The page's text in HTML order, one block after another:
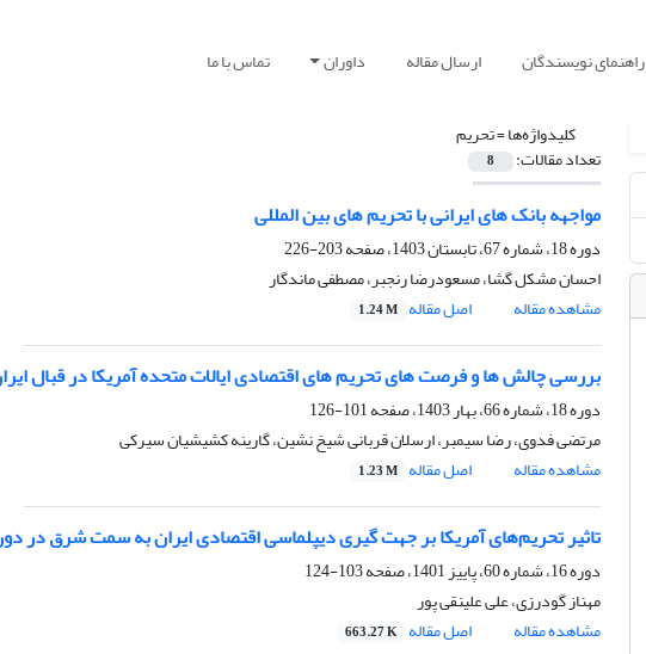
راهنمای نویسندگان ارسال مقاله داوران تماس با ما
کلیدواژه‌ها =تحریم
تعداد مقالات: 8
مواجهه‏ بانک‏ های ایرانی با تحریم‏ های بین‏ المللی
دوره 18، شماره 67، تابستان 1403، صفحه
203-226
احسان مشکل گشا، مسعودرضا رنجبر، مصطفی ماندگار
مشاهده مقاله
اصل مقاله 1.24 M
بررسی چالش ها و فرصت های تحریم های اقتصادی ایالات متحده آمریکا در قبال ایران (با
دوره 18، شماره 66، بهار 1403، صفحه
101-126
مرتضی فدوی، رضا سیمبر، ارسلان قربانی شیخ نشین، گارینه کشیشیان سیرکی
مشاهده مقاله
اصل مقاله 1.23 M
تاثیر تحریم‌های آمریکا بر جهت گیری دیپلماسی اقتصادی ایران به سمت شرق در
دوره 16، شماره 60، پاییز 1401، صفحه
103-124
مهناز گودرزی، علی علینقی پور
مشاهده مقاله
اصل مقاله 663.27 K